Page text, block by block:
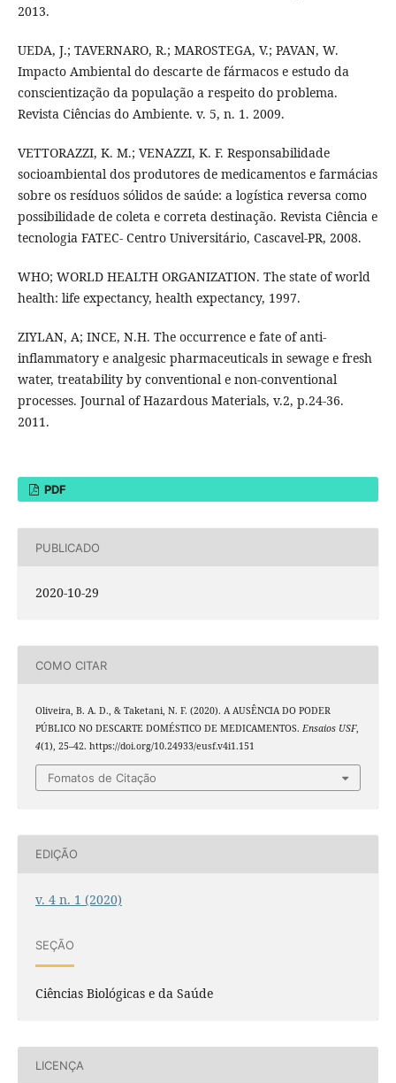
2013.
UEDA, J.; TAVERNARO, R.; MAROSTEGA, V.; PAVAN, W.
Impacto Ambiental do descarte de fármacos e estudo da
conscientização da população a respeito do problema.
Revista Ciências do Ambiente. v. 5, n. 1. 2009.
VETTORAZZI, K. M.; VENAZZI, K. F. Responsabilidade
socioambiental dos produtores de medicamentos e farmácias
sobre os resíduos sólidos de saúde: a logística reversa como
possibilidade de coleta e correta destinação. Revista Ciência e
tecnologia FATEC- Centro Universitário, Cascavel-PR, 2008.
WHO; WORLD HEALTH ORGANIZATION. The state of world
health: life expectancy, health expectancy, 1997.
ZIYLAN, A; INCE, N.H. The occurrence e fate of anti-
inflammatory e analgesic pharmaceuticals in sewage e fresh
water, treatability by conventional e non-conventional
processes. Journal of Hazardous Materials, v.2, p.24-36.
2011.
PDF
PUBLICADO
2020-10-29
COMO CITAR
Oliveira, B. A. D., & Taketani, N. F. (2020). A AUSÊNCIA DO PODER
PÚBLICO NO DESCARTE DOMÉSTICO DE MEDICAMENTOS. Ensaios USF,
4(1), 25–42. https://doi.org/10.24933/eusf.v4i1.151
Fomatos de Citação
EDIÇÃO
v. 4 n. 1 (2020)
SEÇÃO
Ciências Biológicas e da Saúde
LICENÇA